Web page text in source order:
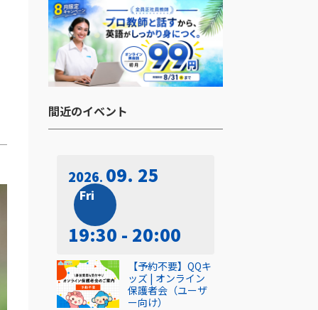
間近のイベント​
2026 09. 25
Fri
19:30 - 20:00
【予約不要】QQキ
ッズ | オンライン
保護者会（ユーザ
ー向け）